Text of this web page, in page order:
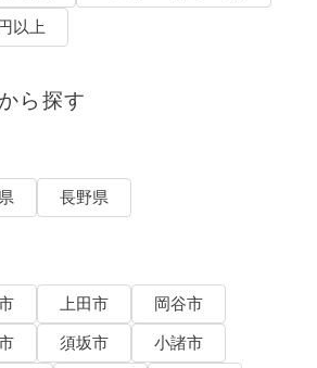
以上
ら探す
長野県
上田市
岡谷市
須坂市
小諸市